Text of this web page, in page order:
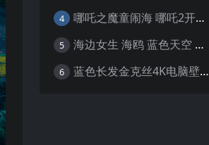
4 哪吒之魔童闹海 哪吒2开场4K壁纸
5 海边女生 海鸥 蓝色天空 4K壁纸
6 蓝色长发金克丝4K电脑壁纸